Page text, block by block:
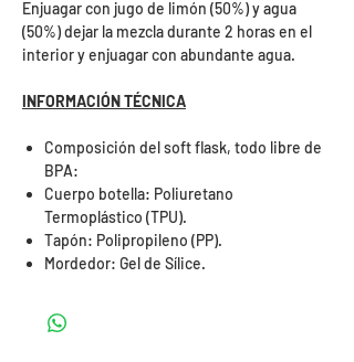
Enjuagar con jugo de limón (50%) y agua
(50%) dejar la mezcla durante 2 horas en el
interior y enjuagar con abundante agua.
INFORMACIÓN TÉCNICA
Composición del soft flask, todo libre de
BPA:
Cuerpo botella: Poliuretano
Termoplástico (TPU).
Tapón: Polipropileno (PP).
Mordedor: Gel de Sílice.